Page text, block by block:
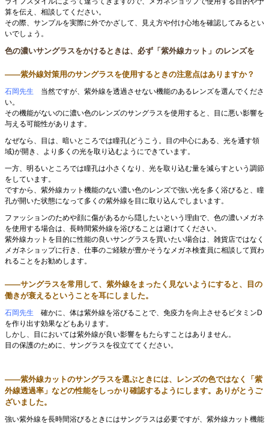
算を伝え、相談してください。
その際、サンプルを実際に外でかざして、見え方や付け心地を確認してみるとい
いでしょう。
色の濃いサングラスをかけるときは、必ず「紫外線カット」のレンズを
――紫外線対策用のサングラスを使用するときの注意点はありますか？
石岡先生 当然ですが、紫外線を透過させない機能のあるレンズを選んでくださ
い。
その機能がないのに濃い色のレンズのサングラスを使用すると、目に悪い影響を
与える可能性があります。
なぜなら、目は、暗いところでは瞳孔(どうこう。目の中心にある、光を通す領
域)が開き、より多くの光を取り込むようにできています。
一方、明るいところでは瞳孔は小さくなり、光を取り込む量を減らすという調節
をしています。
ですから、紫外線カット機能のない濃い色のレンズで強い光を多く浴びると、瞳
孔が開いた状態になって多くの紫外線を目に取り込んでしまいます。
ファッションのためや顔に傷があるから隠したいという理由で、色の濃いメガネ
を使用する場合は、長時間紫外線を浴びることは避けてください。
紫外線カットを目的に性能の良いサングラスを買いたい場合は、雑貨店ではなく
メガネショップに行き、仕事のご経験が豊かそうなメガネ検査員に相談して買わ
れることをお勧めします。
――サングラスを常用して、紫外線をまったく見ないようにすると、目の
働きが衰えるということを耳にしました。
石岡先生 確かに、体は紫外線を浴びることで、免疫力を向上させるビタミンD
を作り出す効果などもあります。
しかし、目においては紫外線が良い影響をもたらすことはありません。
目の保護のために、サングラスを役立ててください。
――紫外線カットのサングラスを選ぶときには、レンズの色ではなく「紫
外線透過率」などの性能をしっかり確認するようにします。ありがとうご
ざいました。
強い紫外線を長時間浴びるときにはサングラスは必要ですが、紫外線カット機能